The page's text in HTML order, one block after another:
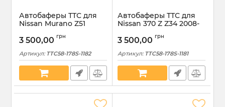
Автобаферы ТТС для
Nissan Murano Z51
размер S (TTC58-178S-
3 500,00 грн
Артикул: TTC58-178S-1182
Автобаферы ТТС для
Nissan 370 Z Z34 2008-
S (TTC58-178S-1181)
3 500,00 грн
Артикул: TTC58-178S-1181